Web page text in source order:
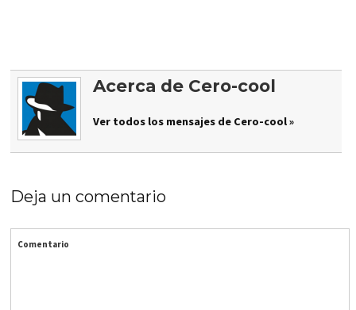
Acerca de Cero-cool
Ver todos los mensajes de Cero-cool »
Deja un comentario
Comentario